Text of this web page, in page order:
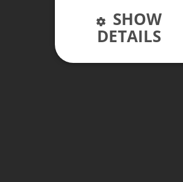
SHOW
DETAILS